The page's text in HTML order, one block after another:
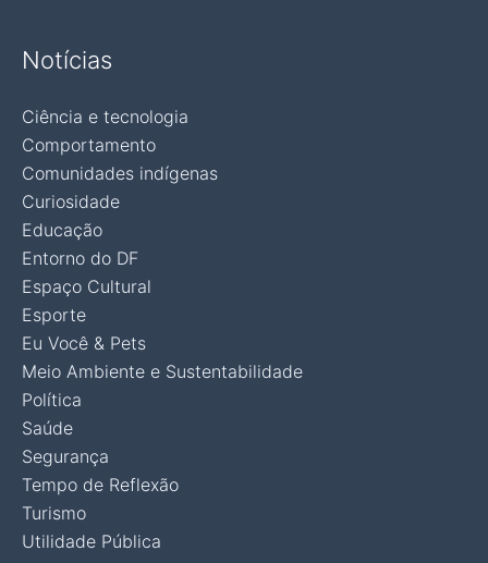
Notícias
Ciência e tecnologia
Comportamento
Comunidades indígenas
Curiosidade
Educação
Entorno do DF
Espaço Cultural
Esporte
Eu Você & Pets
Meio Ambiente e Sustentabilidade
Política
Saúde
Segurança
Tempo de Reflexão
Turismo
Utilidade Pública